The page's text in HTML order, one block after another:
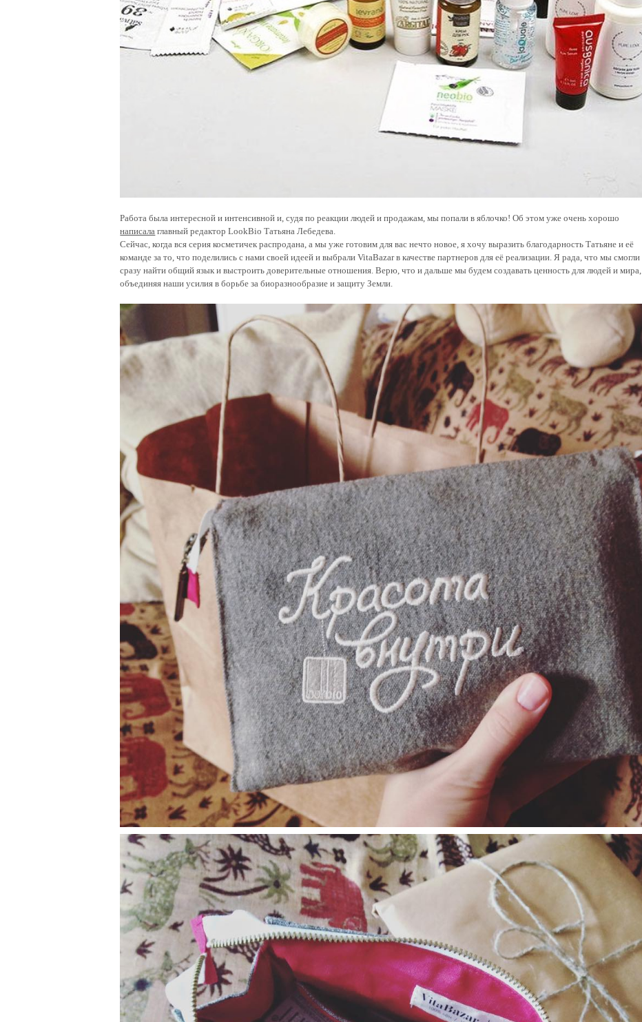
Работа была интересной и интенсивной и, судя по реакции людей и продажам, мы попали в яблочко! Об этом уже очень хорошо
написала главный редактор LookBio Татьяна Лебедева.
Сейчас, когда вся серия косметичек распродана, а мы уже готовим для вас нечто новое, я хочу выразить благодарность Татьяне и её
команде за то, что поделились с нами своей идеей и выбрали VitaBazar в качестве партнеров для её реализации. Я рада, что мы смогли
сразу найти общий язык и выстроить доверительные отношения. Верю, что и дальше мы будем создавать ценность для людей и мира,
объединяя наши усилия в борьбе за биоразнообразие и защиту Земли.